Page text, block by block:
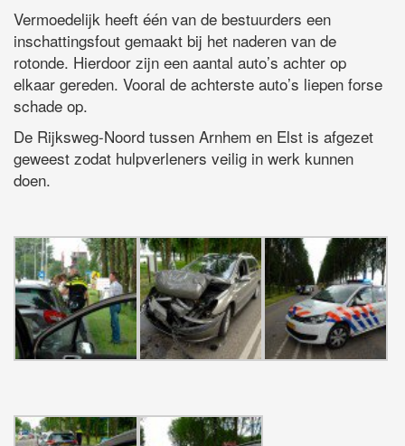
Vermoedelijk heeft één van de bestuurders een
inschattingsfout gemaakt bij het naderen van de
rotonde. Hierdoor zijn een aantal auto’s achter op
elkaar gereden. Vooral de achterste auto’s liepen forse
schade op.
De Rijksweg-Noord tussen Arnhem en Elst is afgezet
geweest zodat hulpverleners veilig in werk kunnen
doen.